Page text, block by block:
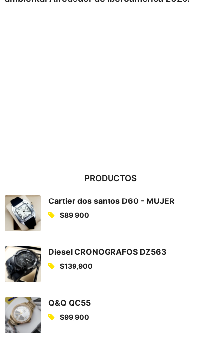
PRODUCTOS
Cartier dos santos D60 - MUJER
$89,900
Diesel CRONOGRAFOS DZ563
$139,900
Q&Q QC55
$99,900